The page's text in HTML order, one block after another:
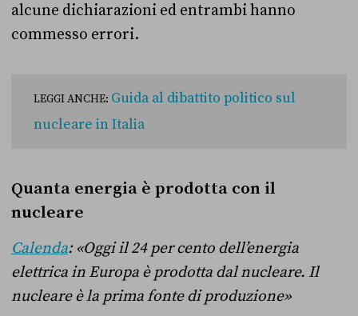
alcune dichiarazioni ed entrambi hanno
commesso errori.
LEGGI ANCHE: Guida al dibattito politico sul
nucleare in Italia
Quanta energia è prodotta con il
nucleare
Calenda: «Oggi il 24 per cento dell’energia
elettrica in Europa è prodotta dal nucleare. Il
nucleare è la prima fonte di produzione»